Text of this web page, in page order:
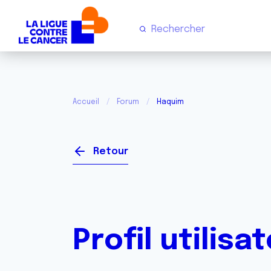
Accueil Forum Haquim
Retour
Profil